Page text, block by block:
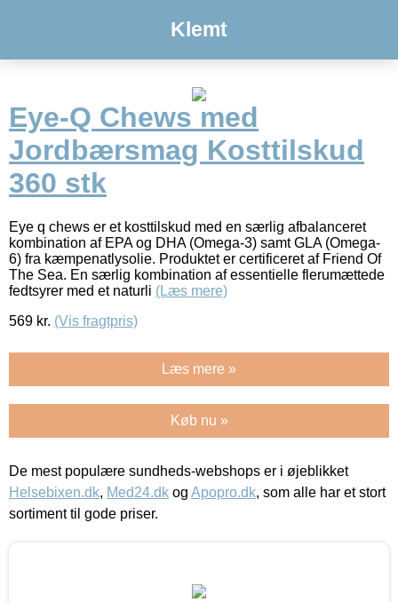
Klemt
Eye-Q Chews med
Jordbærsmag Kosttilskud
360 stk
Eye q chews er et kosttilskud med en særlig afbalanceret
kombination af EPA og DHA (Omega-3) samt GLA (Omega-
6) fra kæmpenatlysolie. Produktet er certificeret af Friend Of
The Sea. En særlig kombination af essentielle flerumættede
fedtsyrer med et naturli (Læs mere)
569 kr. (Vis fragtpris)
Læs mere »
Køb nu »
De mest populære sundheds-webshops er i øjeblikket
Helsebixen.dk, Med24.dk og Apopro.dk, som alle har et stort
sortiment til gode priser.